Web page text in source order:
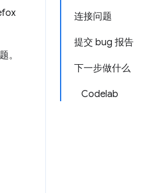
连接问题
提交 bug 报告
下一步做什么
Codelab
。